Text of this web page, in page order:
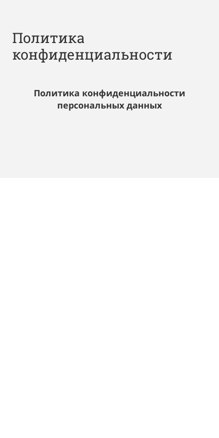
Политика
конфиденциальности
Политика конфиденциальности
персональных данных